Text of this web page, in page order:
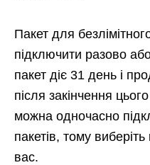
Пакет для
підключити разово
пакет діє 31 день і
після закінчення
можна одночасно
пакетів, тому
вас.